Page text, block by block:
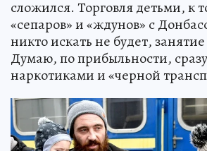
сложился. Торговля детьми, к
«сепаров» и «ждунов» с
никто искать не будет,
Думаю, по прибыльности,
наркотиками и «черной